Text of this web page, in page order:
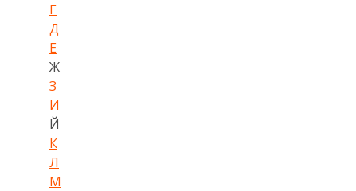
Г
Д
Е
Ж
З
И
Й
К
Л
М